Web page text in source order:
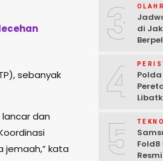
sebanyak
dan
jemaah,” kata
3
di
4
5
Fold8